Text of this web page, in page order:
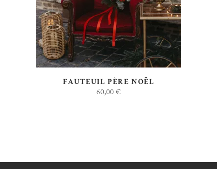
FAUTEUIL PÈRE NOËL
60,00€